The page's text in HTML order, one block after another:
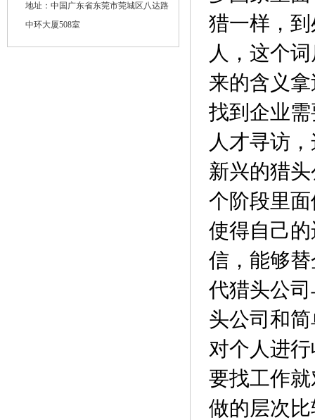
地址：中国广东省东莞市莞城区八达路
中环大厦508室
猎一样，
人，这个
来的含义
找到企业
人才寻访
新兴的猎
个阶段里
使得自己
信，能够
代猎头公
头公司和
对个人进
要找工作
做的层次